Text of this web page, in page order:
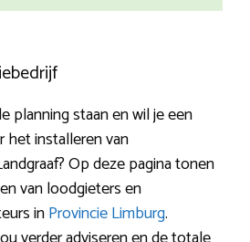
planning staan en wil je een
het installeren van
Op deze pagina tonen
van loodgieters en
inProvincie Limburg.